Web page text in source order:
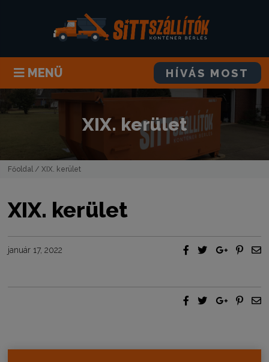
MENÜ HÍVÁS MOST
XIX. kerület
Főoldal / XIX. kerület
XIX. kerület
január 17, 2022